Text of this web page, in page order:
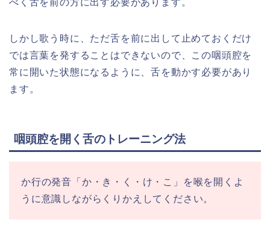
べく舌を前の方に出す必要があります。
しかし歌う時に、ただ舌を前に出して止めておくだけ
では言葉を発することはできないので、この咽頭腔を
常に開いた状態になるように、舌を動かす必要があり
ます。
咽頭腔を開く舌のトレーニング法
か行の発音「か・き・く・け・こ」を喉を開くよ
うに意識しながらくりかえしてください。